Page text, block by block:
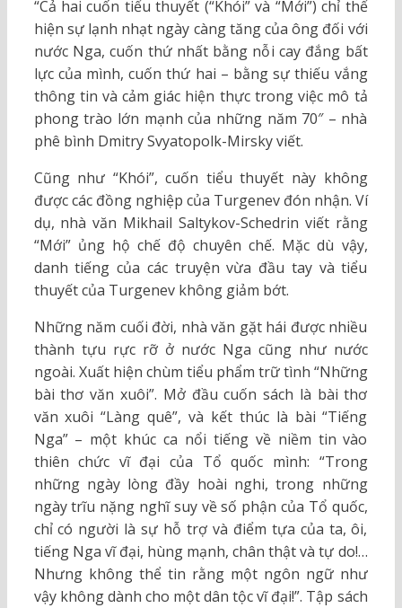
“Cả hai cuốn tiểu thuyết (“Khói” và “Mới”) chỉ thể
hiện sự lạnh nhạt ngày càng tăng của ông đối với
nước Nga, cuốn thứ nhất bằng nỗi cay đắng bất
lực của mình, cuốn thứ hai – bằng sự thiếu vắng
thông tin và cảm giác hiện thực trong việc mô tả
phong trào lớn mạnh của những năm 70″ – nhà
phê bình Dmitry Svyatopolk-Mirsky viết.
Cũng như “Khói”, cuốn tiểu thuyết này không
được các đồng nghiệp của Turgenev đón nhận. Ví
dụ, nhà văn Mikhail Saltykov-Schedrin viết rằng
“Mới” ủng hộ chế độ chuyên chế. Mặc dù vậy,
danh tiếng của các truyện vừa đầu tay và tiểu
thuyết của Turgenev không giảm bớt.
Những năm cuối đời, nhà văn gặt hái được nhiều
thành tựu rực rỡ ở nước Nga cũng như nước
ngoài. Xuất hiện chùm tiểu phẩm trữ tình “Những
bài thơ văn xuôi”. Mở đầu cuốn sách là bài thơ
văn xuôi “Làng quê”, và kết thúc là bài “Tiếng
Nga” – một khúc ca nổi tiếng về niềm tin vào
thiên chức vĩ đại của Tổ quốc mình: “Trong
những ngày lòng đầy hoài nghi, trong những
ngày trĩu nặng nghĩ suy về số phận của Tổ quốc,
chỉ có người là sự hỗ trợ và điểm tựa của ta, ôi,
tiếng Nga vĩ đại, hùng mạnh, chân thật và tự do!…
Nhưng không thể tin rằng một ngôn ngữ như
vậy không dành cho một dân tộc vĩ đại!”. Tập sách